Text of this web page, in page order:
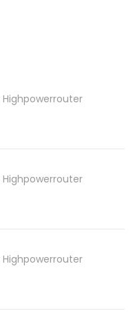
Highpowerrouter
Highpowerrouter
Highpowerrouter